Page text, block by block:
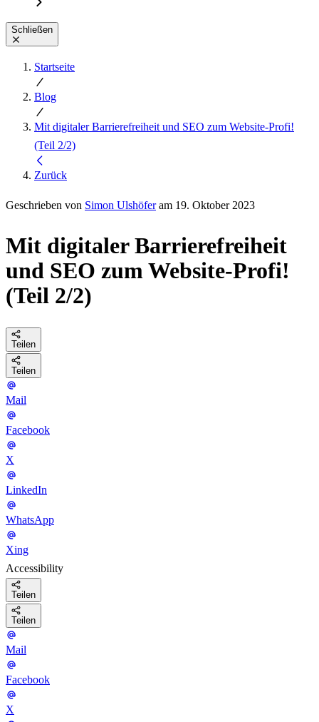
Schließen
Startseite
Blog
Mit digitaler Barrierefreiheit und SEO zum Website-Profi!
(Teil 2/2)
Zurück
Geschrieben von Simon Ulshöferam 19. Oktober 2023
Mit digitaler Barrierefreiheit
und SEO zum Website-Profi!
(Teil 2/2)
Teilen
Teilen
Mail
Facebook
X
LinkedIn
WhatsApp
Xing
Accessibility
Teilen
Teilen
Mail
Facebook
X